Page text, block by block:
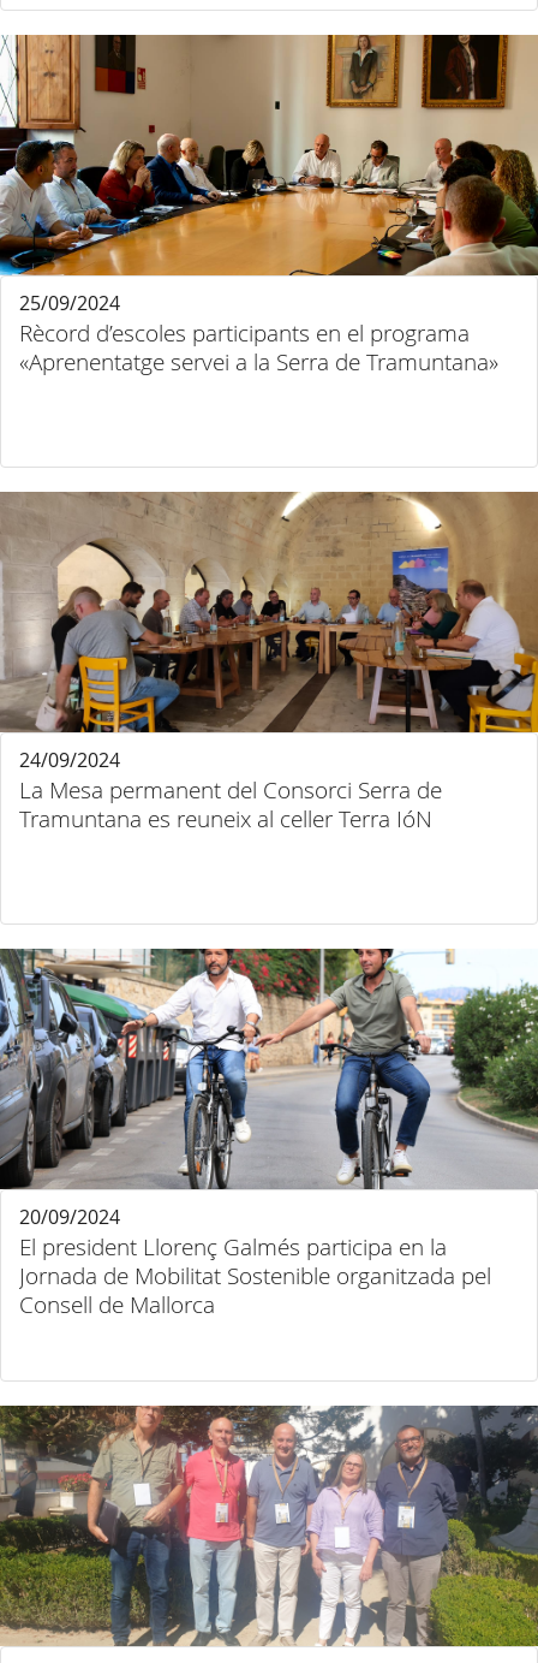
Rècord d’escoles participants en el programa
«Aprenentatge servei a la Serra de Tramuntana»
25/09/2024
La Mesa permanent del Consorci Serra de
Tramuntana es reuneix al celler Terra IóN
24/09/2024
El president Llorenç Galmés participa en la
Jornada de Mobilitat Sostenible organitzada pel
Consell de Mallorca
20/09/2024